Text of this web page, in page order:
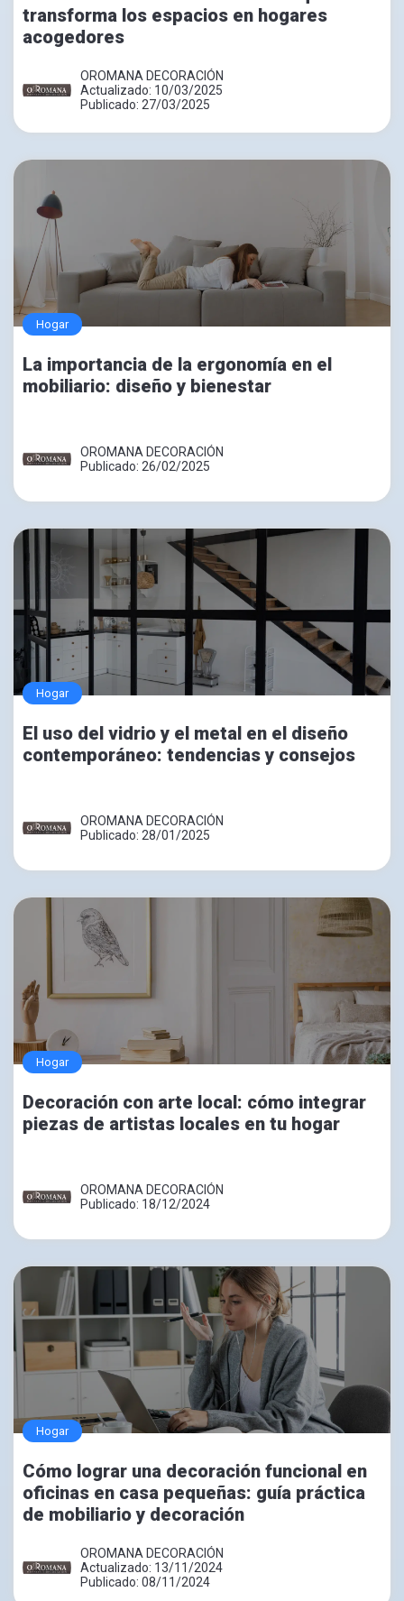
transforma los espacios en hogares
acogedores
OROMANA DECORACIÓN
Actualizado: 10/03/2025
Publicado: 27/03/2025
Hogar
La importancia de la ergonomía en el
mobiliario: diseño y bienestar
OROMANA DECORACIÓN
Publicado: 26/02/2025
Hogar
El uso del vidrio y el metal en el diseño
contemporáneo: tendencias y consejos
OROMANA DECORACIÓN
Publicado: 28/01/2025
Hogar
Decoración con arte local: cómo integrar
piezas de artistas locales en tu hogar
OROMANA DECORACIÓN
Publicado: 18/12/2024
Hogar
Cómo lograr una decoración funcional en
oficinas en casa pequeñas: guía práctica
de mobiliario y decoración
OROMANA DECORACIÓN
Actualizado: 13/11/2024
Publicado: 08/11/2024